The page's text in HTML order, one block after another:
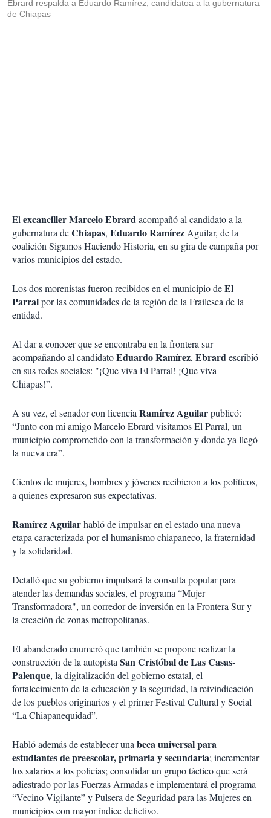
Ebrard respalda a Eduardo Ramírez, candidatoa a la gubernatura
de Chiapas
Elexcanciller Marcelo Ebrardacompañó al candidato a la
gubernatura deChiapas, Eduardo RamírezAguilar, de la
coalición Sigamos Haciendo Historia, en su gira de campaña por
varios municipios del estado.
Los dos morenistas fueron recibidos en el municipio deEl
Parralpor las comunidades de la región de la Frailesca de la
entidad.
Al dar a conocer que se encontraba en la frontera sur
acompañando al candidatoEduardo Ramírez, Ebrardescribió
en sus redes sociales: "¡Que viva El Parral! ¡Que viva
Chiapas!”.
A su vez, el senador con licenciaRamírez Aguilarpublicó:
“Junto con mi amigo Marcelo Ebrard visitamos El Parral, un
municipio comprometido con la transformación y donde ya llegó
la nueva era”.
Cientos de mujeres, hombres y jóvenes recibieron a los políticos,
a quienes expresaron sus expectativas.
Ramírez Aguilarhabló de impulsar en el estado una nueva
etapa caracterizada por el humanismo chiapaneco, la fraternidad
y la solidaridad.
Detalló que su gobierno impulsará la consulta popular para
atender las demandas sociales, el programa “Mujer
Transformadora", un corredor de inversión en la Frontera Sur y
la creación de zonas metropolitanas.
El abanderado enumeró que también se propone realizar la
construcción de la autopistaSan Cristóbal de Las Casas-
Palenque, la digitalización del gobierno estatal, el
fortalecimiento de la educación y la seguridad, la reivindicación
de los pueblos originarios y el primer Festival Cultural y Social
“La Chiapanequidad”.
Habló además de establecer unabeca universal para
estudiantes de preescolar, primaria y secundaria; incrementar
los salarios a los policías; consolidar un grupo táctico que será
adiestrado por las Fuerzas Armadas e implementará el programa
“Vecino Vigilante” y Pulsera de Seguridad para las Mujeres en
municipios con mayor índice delictivo.